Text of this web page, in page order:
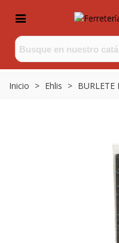
Inicio > Ehlis > BURLETE